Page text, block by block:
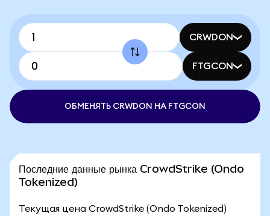
CRWDON
FTGCON
ОБМЕНЯТЬ CRWDON НА FTGCON
Последние данные рынка CrowdStrike (Ondo
Tokenized)
Текущая цена CrowdStrike (Ondo Tokenized)